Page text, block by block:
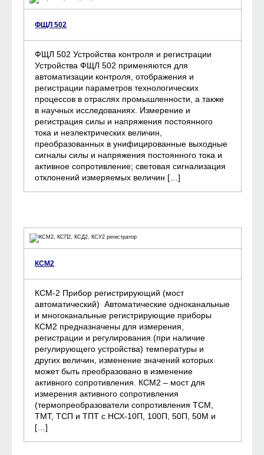
ФЩЛ 502
ФЩЛ 502 Устройства контроля и регистрации
Устройства ФЩЛ 502 применяются для
автоматизации контроля, отображения и
регистрации параметров технологических
процессов в отраслях промышленности, а также
в научных исследованиях. Измерение и
регистрация силы и напряжения постоянного
тока и неэлектрических величин,
преобразованных в унифицированные выходные
сигналы силы и напряжения постоянного тока и
активное сопротивление; световая сигнализация
отклонений измеряемых величин […]
КСМ2
КСМ-2 Прибор регистрирующий (мост
автоматический) Автоматические одноканальные
и многоканальные регистрирующие приборы
КСМ2 предназначены для измерения,
регистрации и регулирования (при наличие
регулирующего устройства) температуры и
других величин, изменение значений которых
может быть преобразовано в изменение
активного сопротивления. КСМ2 – мост для
измерения активного сопротивления
(термопреобразователи сопротивления ТСМ,
ТМТ, ТСП и ТПТ с НСХ-10П, 100П, 50П, 50М и
[…]